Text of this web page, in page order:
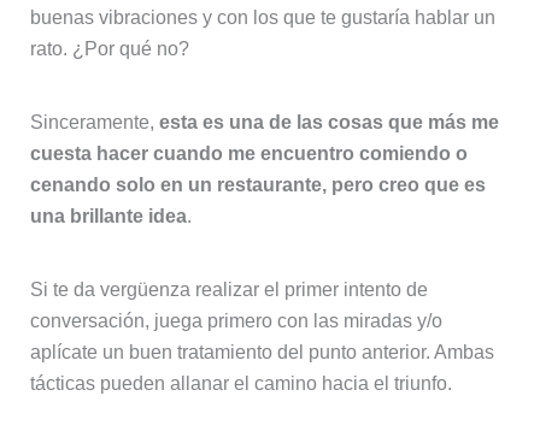
buenas vibraciones y con los que te gustaría hablar un
rato. ¿Por qué no?
Sinceramente, esta es una de las cosas que más me
cuesta hacer cuando me encuentro comiendo o
cenando solo en un restaurante, pero creo que es
una brillante idea.
Si te da vergüenza realizar el primer intento de
conversación, juega primero con las miradas y/o
aplícate un buen tratamiento del punto anterior. Ambas
tácticas pueden allanar el camino hacia el triunfo.